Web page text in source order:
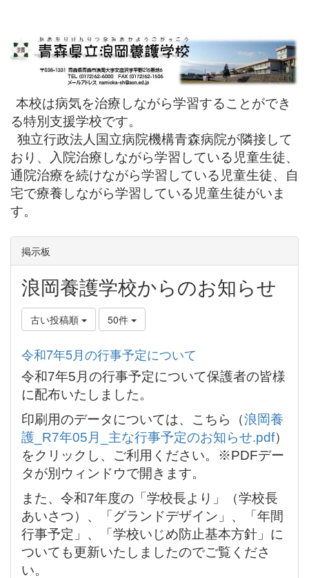
本校は病気を治療しながら学習することができ
る特別支援学校です。
独立行政法人国立病院機構青森病院が隣接して
おり、入院治療しながら学習している児童生徒、
通院治療を続けながら学習している児童生徒、自
宅で療養しながら学習している児童生徒がいま
す。
掲示板
浪岡養護学校からのお知らせ
古い投稿順 50件
令和7年5月の行事予定について
令和7年5月の行事予定について保護者の皆様
に配布いたしました。
印刷用のデータについては、こちら（浪岡養
護_R7年05月_主な行事予定のお知らせ.pdf）
をクリックし、ご利用ください。※PDFデー
タが別ウィンドウで開きます。
また、令和7年度の「学校長より」（学校長
あいさつ）、「グランドデザイン」、「年間
行事予定」、「学校いじめ防止基本方針」に
ついても更新いたしましたのでご覧くださ
い。